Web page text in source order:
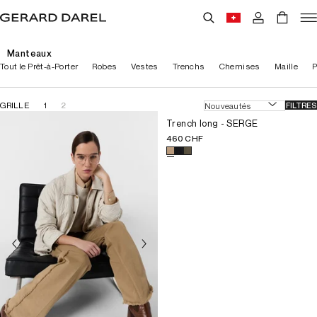
Manteaux
Tout le Prêt-à-Porter Robes Vestes Trenchs Chemises Maille
GRILLE 1 2 FILTRES
Choisissez la taille pour le
T1
T2
T3
Trench long - SERGE
460 CHF
Choisissez une couleur pour